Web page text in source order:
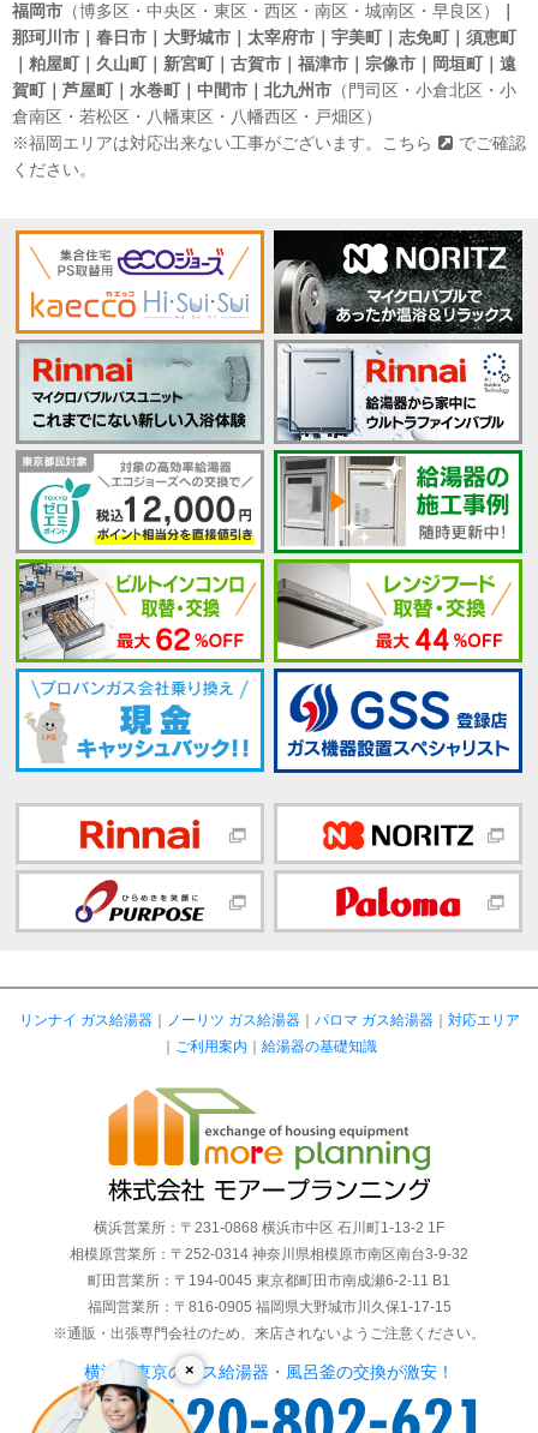
福岡市 （博多区・中央区・東区・西区・南区・城南区・早良区）
那珂川市｜春日市｜大野城市｜太宰府市｜宇美町｜志免町｜須恵町
｜粕屋町｜久山町｜新宮町｜古賀市｜福津市｜宗像市｜岡垣町｜遠
賀町｜芦屋町｜水巻町｜中間市｜北九州市 （門司区・小倉北区・小
倉南区・若松区・八幡東区・八幡西区・戸畑区）
※福岡エリアは対応出来ない工事がございます。
こちら
でご確認
ください。
×
リンナイ ガス給湯器｜ ノーリツ ガス給湯器｜ パロマ ガス給湯器｜ 対応エリア
｜ ご利用案内 ｜ 給湯器の基礎知識
横浜営業所：〒231-0868 横浜市中区 石川町1-13-2 1F
相模原営業所：〒252-0314 神奈川県相模原市南区南台3-9-32
町田営業所：〒194-0045 東京都町田市南成瀬6-2-11 B1
福岡営業所：〒816-0905 福岡県大野城市川久保1-17-15
※通販・出張専門会社のため、来店されないようご注意ください。
横浜・東京のガス給湯器・風呂釜の交換が激安！